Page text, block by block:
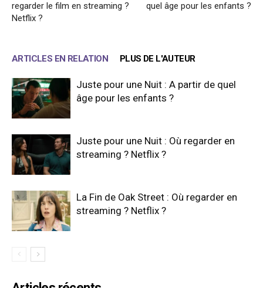
regarder le film en streaming ?
Netflix ?
quel âge pour les enfants ?
ARTICLES EN RELATION PLUS DE L'AUTEUR
Juste pour une Nuit : A partir de quel
âge pour les enfants ?
Juste pour une Nuit : Où regarder en
streaming ? Netflix ?
La Fin de Oak Street : Où regarder en
streaming ? Netflix ?